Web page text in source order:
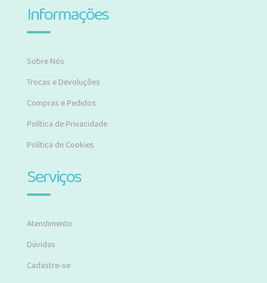
Informações
Sobre Nós
Trocas e Devoluções
Compras e Pedidos
Política de Privacidade
Política de Cookies
Serviços
Atendimento
Dúvidas
Cadastre-se